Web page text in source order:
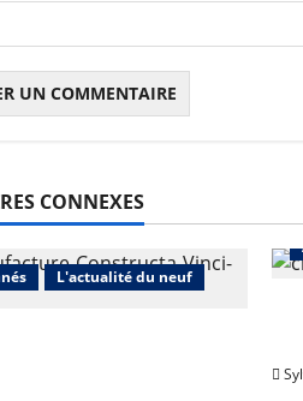
CONNEXES
L'actualité du neuf